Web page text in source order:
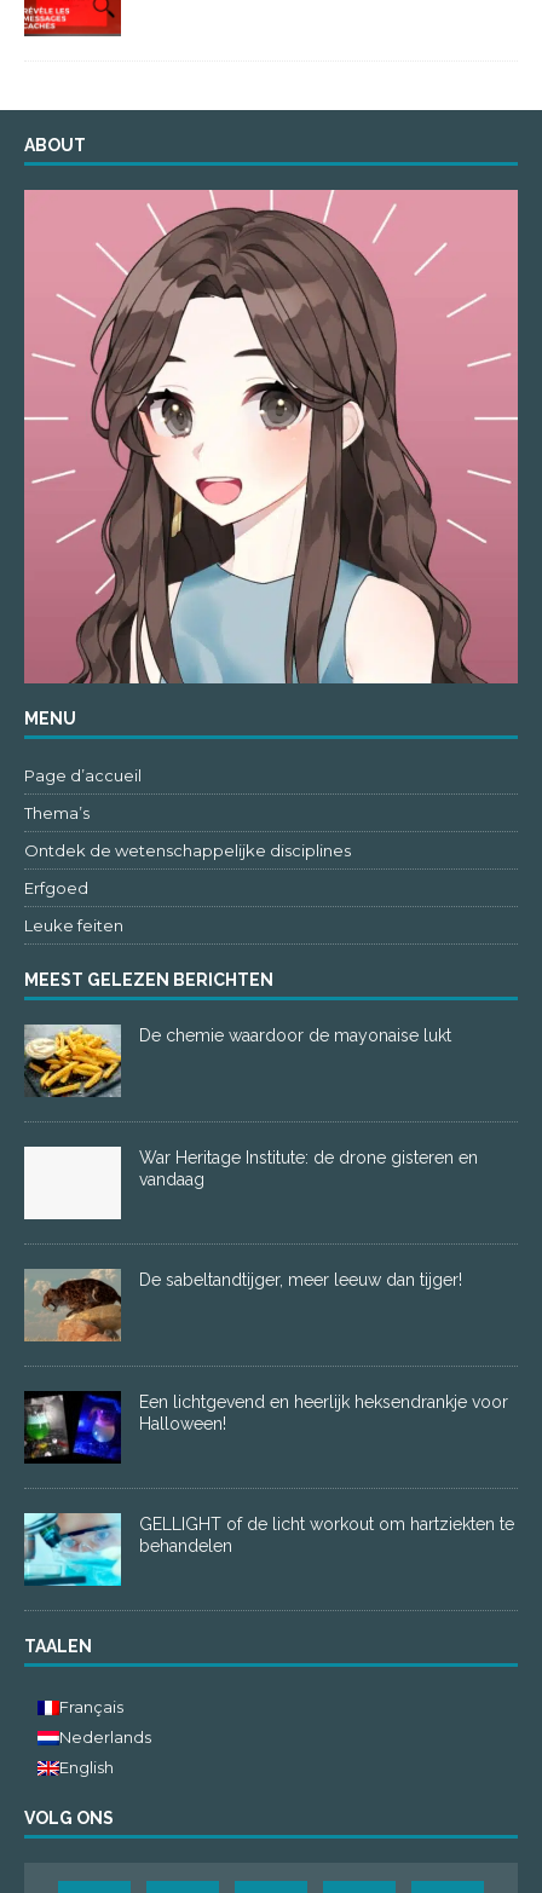
ABOUT
MENU
Page d’accueil
Thema’s
Ontdek de wetenschappelijke disciplines
Erfgoed
Leuke feiten
MEEST GELEZEN BERICHTEN
De chemie waardoor de mayonaise lukt
War Heritage Institute: de drone gisteren en
vandaag
De sabeltandtijger, meer leeuw dan tijger!
Een lichtgevend en heerlijk heksendrankje voor
Halloween!
GELLIGHT of de licht workout om hartziekten te
behandelen
TAALEN
Français
Nederlands
English
VOLG ONS